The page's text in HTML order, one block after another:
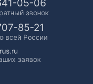
05-06
звонок
85-21
всей России
заявок